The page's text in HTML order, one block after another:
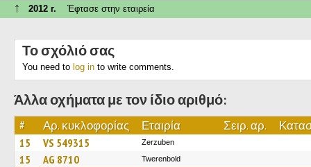
↑ 2012 г. Έφτασε στην εταιρεία
Το σχόλιό σας
You need to log in to write comments.
Άλλα οχήματα με τον ίδιο αριθμό:
# Αρ. κυκλοφορίας Εταιρία Σειρ. αρ.
15 VS 549315 Zerzuben
15 AG 8710 Twerenbold